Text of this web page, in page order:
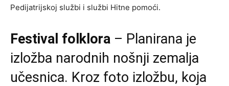
Pedijatrijskoj službi i službi Hitne pomoći.
Festival folklora – Planirana je
izložba narodnih nošnji zemalja
učesnica. Kroz foto izložbu, koja